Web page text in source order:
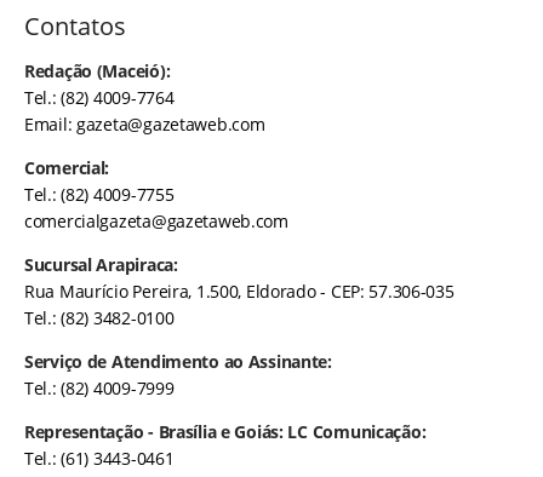
Contatos
Redação (Maceió):
Tel.: (82) 4009-7764
Email:gazeta@gazetaweb.com
Comercial:
Tel.: (82) 4009-7755
comercialgazeta@gazetaweb.com
Sucursal Arapiraca:
Rua Maurício Pereira, 1.500, Eldorado - CEP: 57.306-035
Tel.: (82) 3482-0100
Serviço de Atendimento ao Assinante:
Tel.: (82) 4009-7999
Representação - Brasília e Goiás: LC Comunicação:
Tel.: (61) 3443-0461